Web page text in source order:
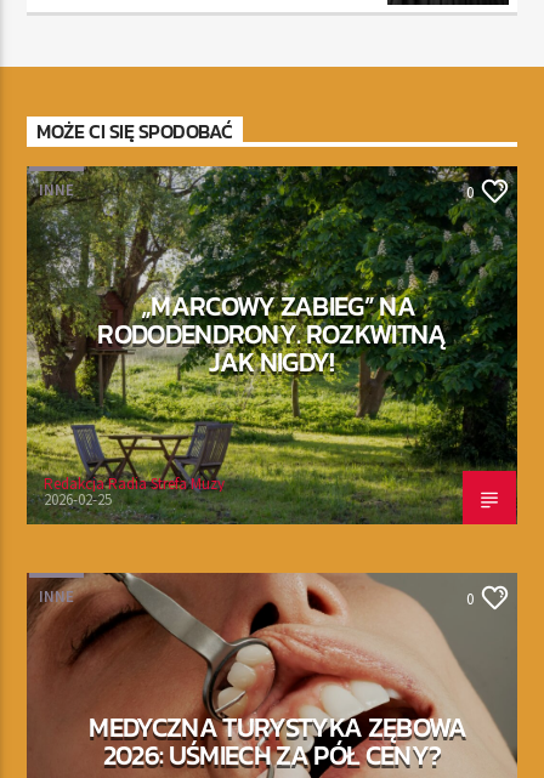
MOŻE CI SIĘ SPODOBAĆ
INNE 0
„MARCOWY ZABIEG” NA
RODODENDRONY. ROZKWITNĄ
JAK NIGDY!
Redakcja Radia Strefa Muzy
2026-02-25
INNE 0
MEDYCZNA TURYSTYKA ZĘBOWA
2026: UŚMIECH ZA PÓŁ CENY?